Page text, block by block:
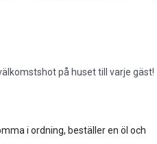
på huset till varje gäst!
i ordning, beställer en öl och